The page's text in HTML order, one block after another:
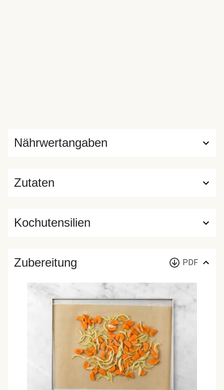
Zutaten
Nährwertangaben
Kochutensilien
Zubereitung PDF